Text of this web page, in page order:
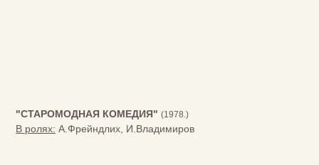
"СТАРОМОДНАЯ КОМЕДИЯ" (1978.)
В ролях: А.Фрейндлих, И.Владимиров